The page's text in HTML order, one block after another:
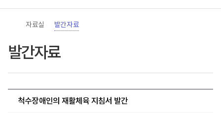
영
검
메
자료실 발간자료
발간자료
척수장애인의 재활체육 지침서 발간